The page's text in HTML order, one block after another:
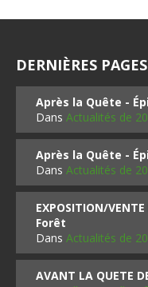
DERNIÈRES
Après la Quête -
Dans Actualités de
Après la Quête -
Dans Actualités de
EXPOSITION/
Forêt
Dans Actualités de
AVANT LA QUETE